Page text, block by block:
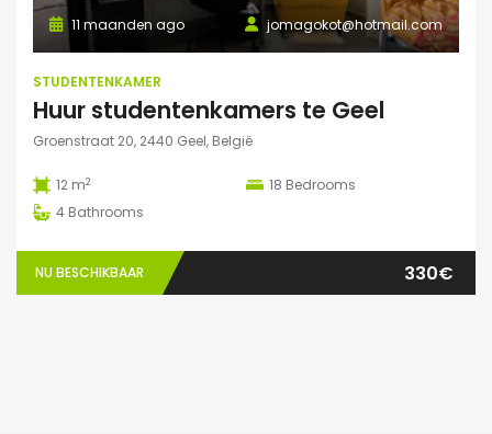
jomagokot@hotmail.com
11 maanden ago
STUDENTENKAMER
Huur studentenkamers te Geel
Groenstraat 20, 2440 Geel, België
12 m2 18 Bedrooms
4 Bathrooms
NU BESCHIKBAAR 330€